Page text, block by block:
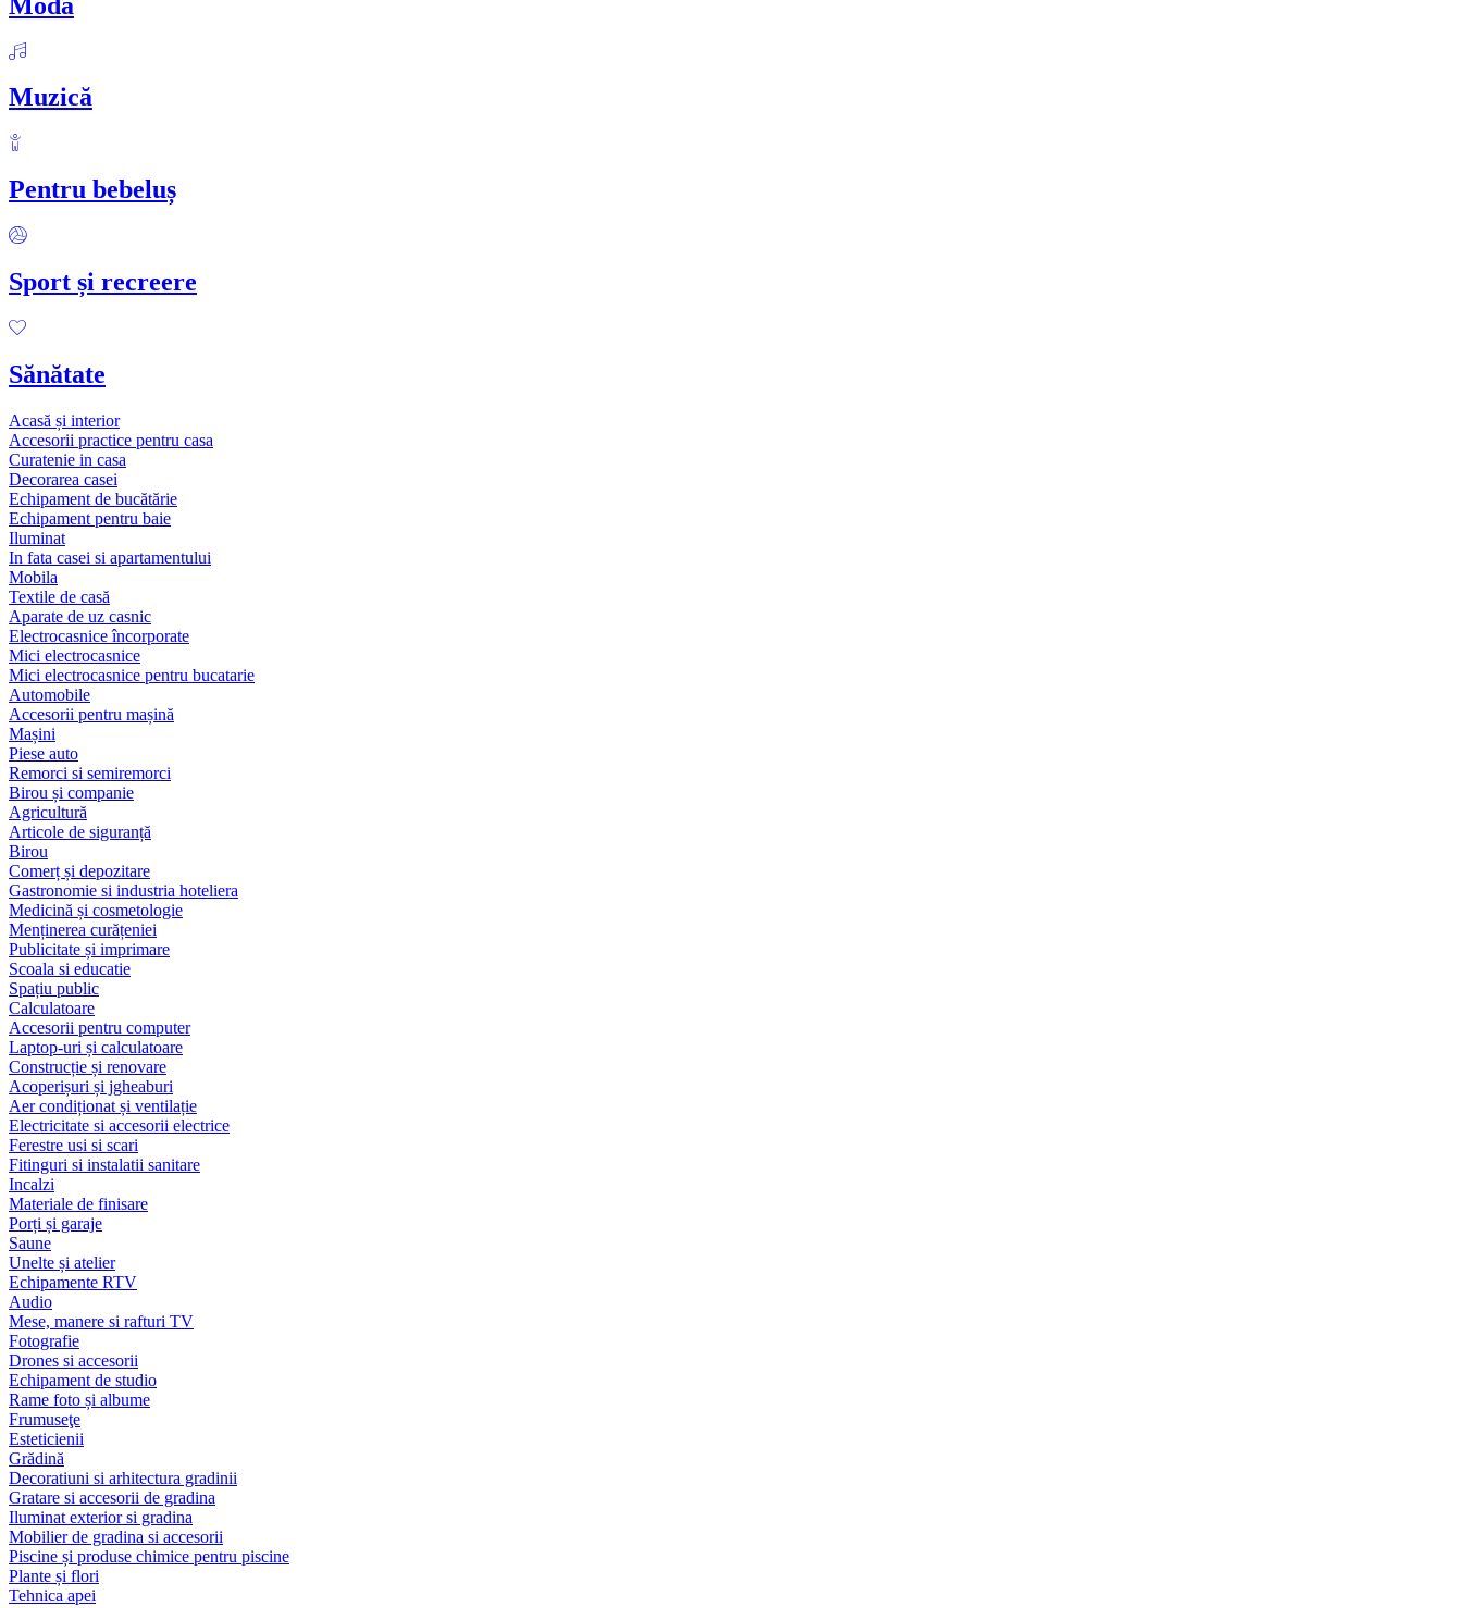
Muzică
Pentru bebeluș
Sport și recreere
Sănătate
Acasă și interior
Accesorii practice pentru casa
Curatenie in casa
Decorarea casei
Echipament de bucătărie
Echipament pentru baie
Iluminat
In fata casei si apartamentului
Mobila
Textile de casă
Aparate de uz casnic
Electrocasnice încorporate
Mici electrocasnice
Mici electrocasnice pentru bucatarie
Automobile
Accesorii pentru mașină
Mașini
Piese auto
Remorci si semiremorci
Birou și companie
Agricultură
Articole de siguranță
Birou
Comerț și depozitare
Gastronomie si industria hoteliera
Medicină și cosmetologie
Menținerea curățeniei
Publicitate și imprimare
Scoala si educatie
Spațiu public
Calculatoare
Accesorii pentru computer
Laptop-uri și calculatoare
Construcție și renovare
Acoperișuri și jgheaburi
Aer condiționat și ventilație
Electricitate si accesorii electrice
Ferestre usi si scari
Fitinguri si instalatii sanitare
Incalzi
Materiale de finisare
Porți și garaje
Saune
Unelte și atelier
Echipamente RTV
Audio
Mese, manere si rafturi TV
Fotografie
Drones si accesorii
Echipament de studio
Rame foto și albume
Frumuseţe
Esteticienii
Grădină
Decoratiuni si arhitectura gradinii
Gratare si accesorii de gradina
Iluminat exterior si gradina
Mobilier de gradina si accesorii
Piscine și produse chimice pentru piscine
Plante și flori
Tehnica apei